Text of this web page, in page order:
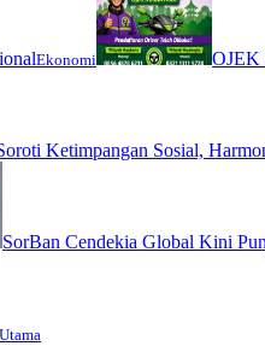
Ekonomi OJEK
Ketimpangan Sosial,
SorBan Cendekia Global Kini